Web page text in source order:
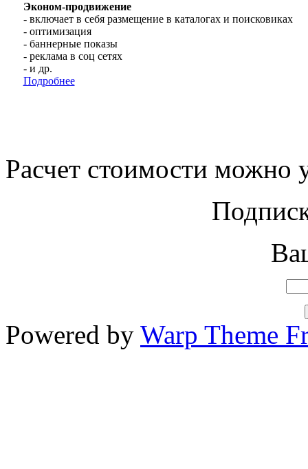
Эконом-продвижение
- включает в себя размещение в каталогах и поисковиках
- оптимизация
- баннерные показы
- реклама в соц сетях
- и др.
Подробнее
Расчет стоимости можно
Powered by Warp Theme